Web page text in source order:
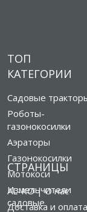
ТОП
КАТЕГОРИИ
Садовые
Роботы-
газонокосилки
Аэраторы
Газонокосилки
Мотокоси
Измельчители
садовые
СТРАНИЦЫ
AL-KO | О нас
Доставка и оплата